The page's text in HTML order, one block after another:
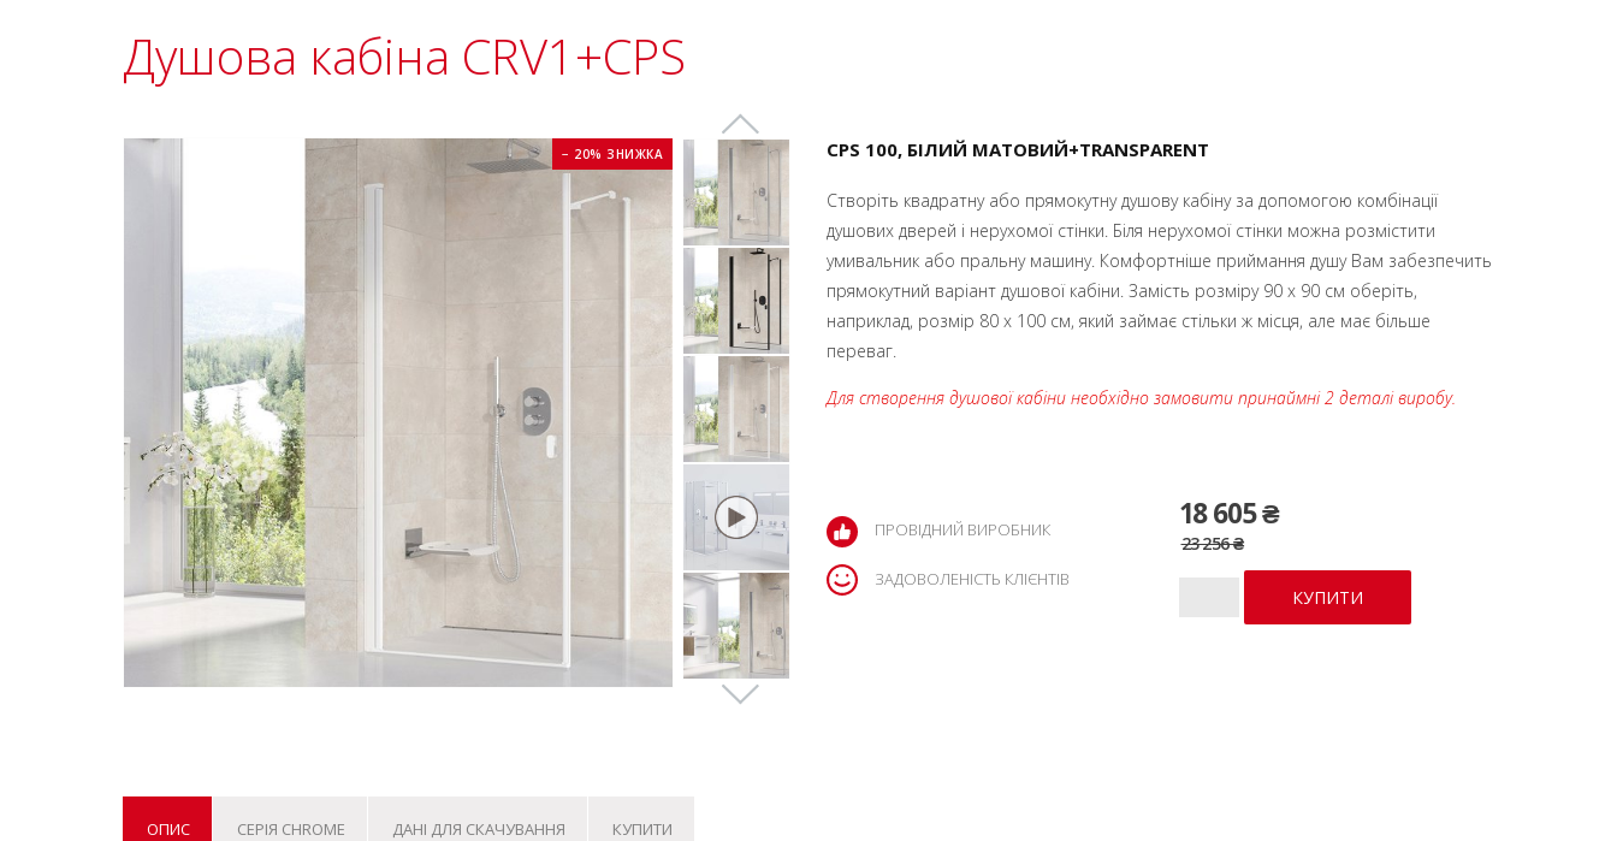
Душова кабіна CRV1+CPS
− 20% ЗНИЖКА CPS 100, БІЛИЙ МАТОВИЙ+TRANSPARENT
Створіть квадратну або прямокутну душову кабіну за допомогою комбінації
душових дверей і нерухомої стінки. Біля нерухомої стінки можна розмістити
умивальник або пральну машину. Комфортніше приймання душу Вам забезпечить
прямокутний варіант душової кабіни. Замість розміру 90 x 90 см оберіть,
наприклад, розмір 80 x 100 см, який займає стільки ж місця, але має більше
переваг.
Для створення душової кабіни необхідно замовити принаймні 2 деталі виробу.
18 605 ₴
23 256 ₴
ПРОВІДНИЙ ВИРОБНИК
ЗАДОВОЛЕНІСТЬ КЛІЄНТІВ
ОПИС СЕРІЯ CHROME ДАНІ ДЛЯ СКАЧУВАННЯ КУПИТИ